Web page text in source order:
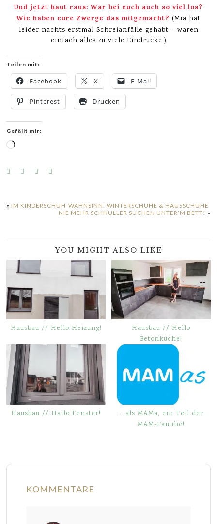
Und jetzt haut raus: War bei euch auch so viel los?
Wie haben eure Zwerge das mitgemacht? (Mia hat
leider nachts erstmal Schreianfälle gehabt – waren
einfach alles zu viele Eindrücke.)
Teilen mit:
Facebook X E-Mail
Pinterest Drucken
Gefällt mir:
Wird
« IM KINDERSCHUH-WAHNSINN: WINTERSCHUHE & HAUSSCHUHE
NIE MEHR SCHNULLER SUCHEN UNTER’M BETT! »
YOU MIGHT ALSO LIKE
Hausbau // Hello Heizung!
Hausbau // Hello
Betonküche!
Hausbau // Hallo Fenster!
… als MAMa, ein Teil der
MAM-Familie!
KOMMENTARE